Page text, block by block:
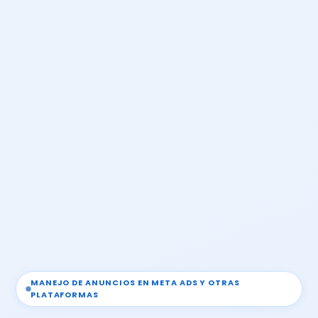
MANEJO DE ANUNCIOS EN META ADS Y OTRAS
PLATAFORMAS